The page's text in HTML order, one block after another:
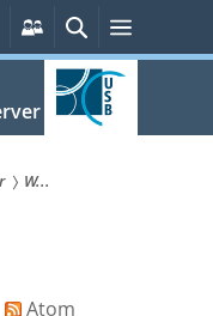
Persönliche
Services
Suche
W...
Atom